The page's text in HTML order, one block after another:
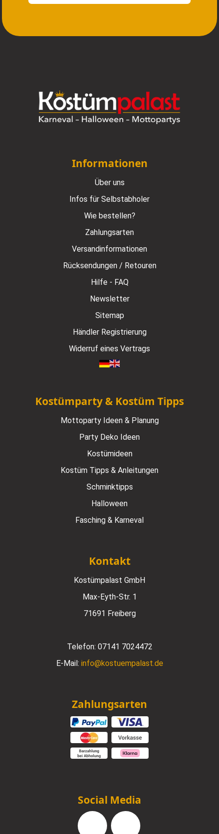
Informationen
Über uns
Infos für Selbstabholer
Wie bestellen?
Zahlungsarten
Versandinformationen
Rücksendungen / Retouren
Hilfe - FAQ
Newsletter
Sitemap
Händler Registrierung
Widerruf eines Vertrags
Kostümparty & Kostüm Tipps
Mottoparty Ideen & Planung
Party Deko Ideen
Kostümideen
Kostüm Tipps & Anleitungen
Schminktipps
Halloween
Fasching & Karneval
Kontakt
Kostümpalast GmbH
Max-Eyth-Str. 1
71691 Freiberg
Telefon: 07141 7024472
E-Mail: info@kostuempalast.de
Zahlungsarten
Social Media
Facebook Instagram